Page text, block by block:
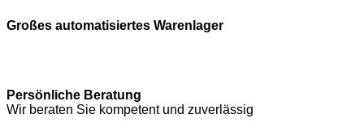
Großes automatisiertes Warenlager
Persönliche Beratung
Wir beraten Sie kompetent und zuverlässig